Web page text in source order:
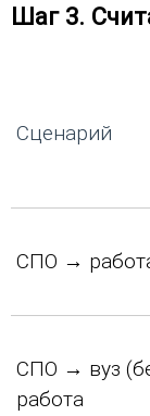
Шаг 3.
Сценарий
СПО →
СПО → вуз
работа